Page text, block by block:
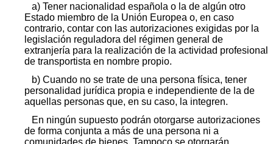
a) Tener nacionalidad española o la de algún otro
Estado miembro de la Unión Europea o, en caso
contrario, contar con las autorizaciones exigidas por la
legislación reguladora del régimen general de
extranjería para la realización de la actividad profesional
de transportista en nombre propio.
b) Cuando no se trate de una persona física, tener
personalidad jurídica propia e independiente de la de
aquellas personas que, en su caso, la integren.
En ningún supuesto podrán otorgarse autorizaciones
de forma conjunta a más de una persona ni a
comunidades de bienes. Tampoco se otorgarán